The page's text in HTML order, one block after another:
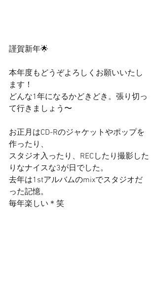
謹賀新年🌟
本年度もどうぞよろしくお願いいたし
ます！
どんな1年になるかどきどき。張り切っ
て行きましょう〜
お正月はCD-Rのジャケットやポップを
作ったり、
スタジオ入ったり、RECしたり撮影した
りなナイスな3が日でした。
去年は1stアルバムのmixでスタジオだ
った記憶。
毎年楽しい＊笑